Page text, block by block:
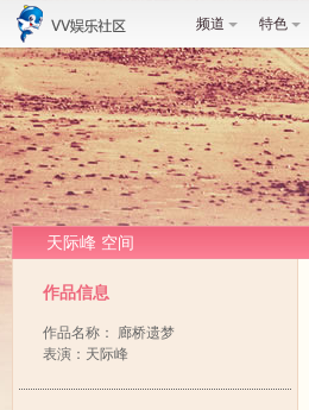
频道 特色
天际峰 空间
作品信息
作品名称： 廊桥遗梦
表演：天际峰